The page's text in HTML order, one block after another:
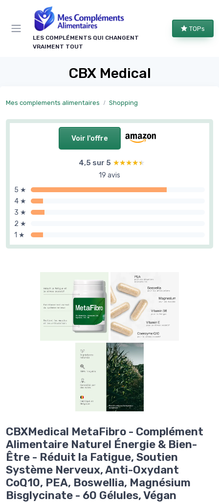
LES COMPLÉMENTS QUI CHANGENT
VRAIMENT TOUT
TOPs
CBX Medical
Mes complements alimentaires Shopping
Voir l'offre
4,5 sur 5 ★★★★★
★★★★★
19 avis
5 ★
4 ★
3 ★
2 ★
1 ★
CBXMedical MetaFibro - Complément
Alimentaire Naturel Énergie & Bien-
Être - Réduit la Fatigue, Soutien
Système Nerveux, Anti-Oxydant
CoQ10, PEA, Boswellia, Magnésium
Bisglycinate - 60 Gélules, Végan
Panneau de gestion des cookies